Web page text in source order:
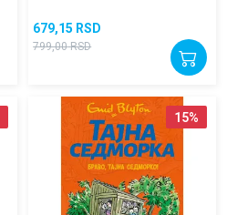
679,15 RSD
799,00 RSD
15%